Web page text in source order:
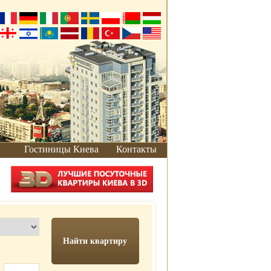
Гостиницы Киева Контакты
Как добраться
Добраться от
Добраться на